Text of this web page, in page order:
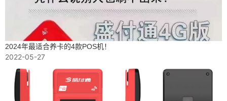
2024年最适合养卡的4款POS机！
2022-05-27